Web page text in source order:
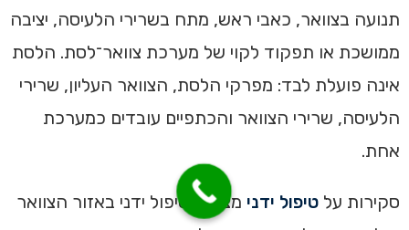
תנועה בצוואר, כאבי ראש, מתח בשרירי הלעיסה, יציבה
ממושכת או תפקוד לקוי של מערכת צוואר־לסת. הלסת
אינה פועלת לבד: מפרקי הלסת, הצוואר העליון, שרירי
הלעיסה, שרירי הצוואר והכתפיים עובדים כמערכת
אחת.
סקירות על טיפול ידני מצאו שטיפול ידני באזור הצוואר